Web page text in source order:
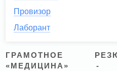
Провизор
Лаборант
ГРАМОТНОЕ
«МЕДИЦИНА»